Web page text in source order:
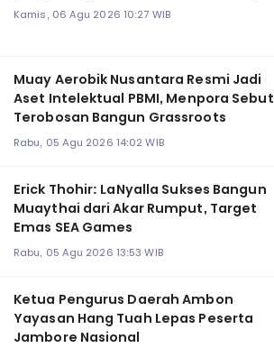
Kamis, 06 Agu 2026 10:27 WIB
Muay Aerobik Nusantara Resmi Jadi
Aset Intelektual PBMI, Menpora Sebut
Terobosan Bangun Grassroots
Rabu, 05 Agu 2026 14:02 WIB
Erick Thohir: LaNyalla Sukses Bangun
Muaythai dari Akar Rumput, Target
Emas SEA Games
Rabu, 05 Agu 2026 13:53 WIB
Ketua Pengurus Daerah Ambon
Yayasan Hang Tuah Lepas Peserta
Jambore Nasional